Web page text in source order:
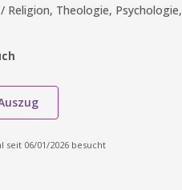
Religion, Theologie, Psychologie,
seit 06/01/2026 besucht